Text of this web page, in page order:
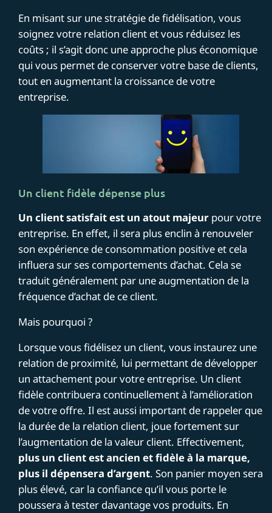
En misant sur une stratégie de fidélisation, vous
soignez votre relation client et vous réduisez les
coûts ; il s’agit donc une approche plus économique
qui vous permet de conserver votre base de clients,
tout en augmentant la croissance de votre
entreprise.
Un client fidèle dépense plus
Un client satisfait est un atout majeur pour votre
entreprise. En effet, il sera plus enclin à renouveler
son expérience de consommation positive et cela
influera sur ses comportements d’achat. Cela se
traduit généralement par une augmentation de la
fréquence d’achat de ce client.
Mais pourquoi ?
Lorsque vous fidélisez un client, vous instaurez une
relation de proximité, lui permettant de développer
un attachement pour votre entreprise. Un client
fidèle contribuera continuellement à l’amélioration
de votre offre. Il est aussi important de rappeler que
la durée de la relation client, joue fortement sur
l’augmentation de la valeur client. Effectivement,
plus un client est ancien et fidèle à la marque,
plus il dépensera d’argent. Son panier moyen sera
plus élevé, car la confiance qu’il vous porte le
poussera à tester davantage vos produits. En